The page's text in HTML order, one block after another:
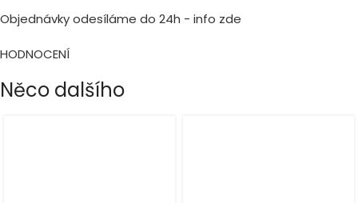
Objednávky odesíláme do 24h - info zde
HODNOCENÍ
Něco dalšího